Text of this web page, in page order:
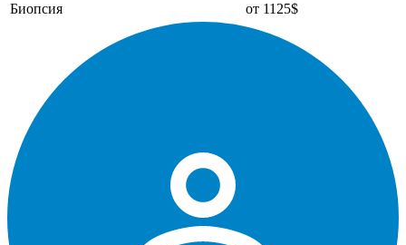
Биопсия
от 1125$